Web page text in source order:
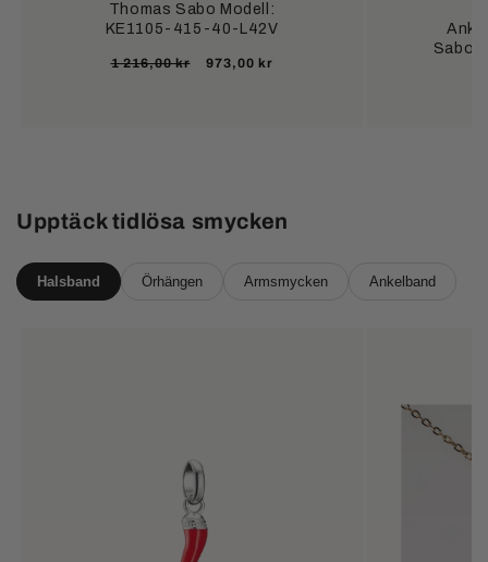
Thomas Sabo Modell:
KE1105-415-40-L42V
Ordinarie
1 216,00 kr Försäljningspris
973,00 kr
Sabo
Upptäck tidlösa smycken
Halsband Örhängen Armsmycken Ankelband